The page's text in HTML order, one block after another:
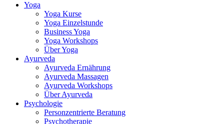
Yoga
Yoga Kurse
Yoga Einzelstunde
Business Yoga
Yoga Workshops
Über Yoga
Ayurveda
Ayurveda Ernährung
Ayurveda Massagen
Ayurveda Workshops
Über Ayurveda
Psychologie
Personzentrierte Beratung
Psychotherapie